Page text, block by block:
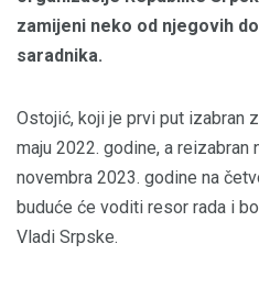
zamijeni neko od njegovih
saradnika.
Ostojić, koji je prvi put izabran
maju 2022. godine, a
novembra 2023. godine na
buduće će voditi resor rada i
Vladi Srpske.